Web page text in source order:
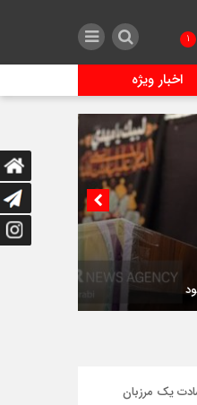
1
اخبار ویژه
استاندار پاسخگو باشد
یک مرزبان